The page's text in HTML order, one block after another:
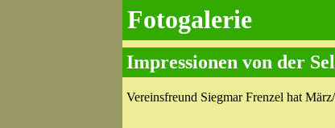
Fotogalerie
Impressionen von der
Vereinsfreund Siegmar Frenzel hat